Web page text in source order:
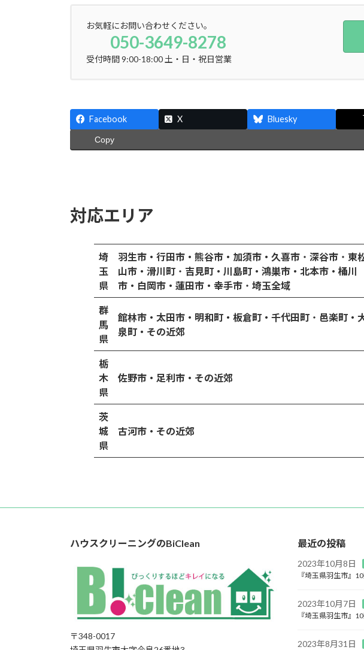
お気軽にお問い合わせください。
050-3649-8278
受付時間 9:00-18:00 土・日・祝日営業
Facebook X Bluesky
Copy
対応エリア
埼
玉
県
羽生市・行田市・熊谷市・加須市・久喜市 ・ 深谷市 ・ 東
山市・滑川町 ・ 吉見町・川島町・鴻巣市・北本市・桶川
市・白岡市・蓮田市・幸手市 ・ 埼玉全域
群
馬
県
館林市・太田市・明和町・板倉町・千代田町 ・ 邑楽町・
泉町・その近郊
栃
木
県
佐野市・足利市・その近郊
茨
城
県
古河市・その近郊
ハウスクリーニングのBiClean
〒348-0017
最近の投稿
2023年10月8日
『埼玉県羽生市』
2023年10月7日
『埼玉県羽生市』
2023年8月31日